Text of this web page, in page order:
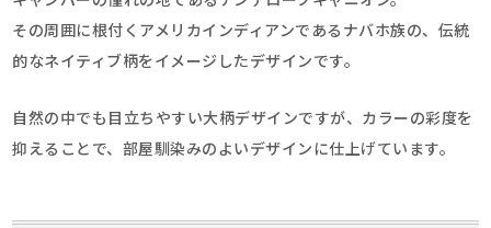
その周囲に根付くアメリカインディアンであるナバホ族の、伝統
的なネイティブ柄をイメージしたデザインです。
自然の中でも目立ちやすい大柄デザインですが、カラーの彩度を
抑えることで、部屋馴染みのよいデザインに仕上げています。